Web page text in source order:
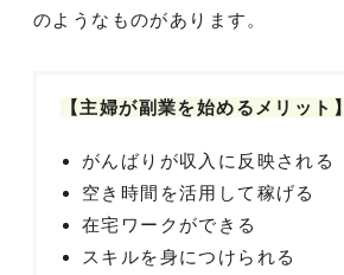
のようなものがあります。
【主婦が副業を始めるメリット】
がんばりが収入に反映される
空き時間を活用して稼げる
在宅ワークができる
スキルを身につけられる